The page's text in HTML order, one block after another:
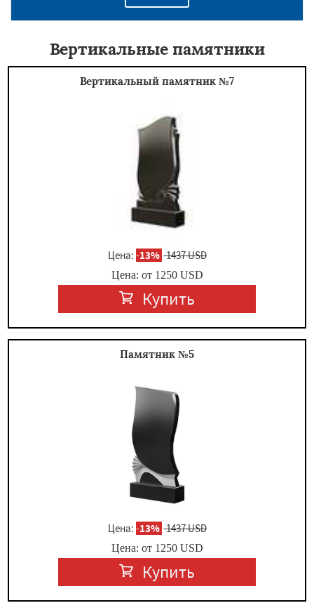
Вертикальные памятники
Вертикальный памятник №7
Цена: -13% 1437 USD
Цена: от 1250USD
Купить
Памятник №5
Цена: -13% 1437 USD
Цена: от 1250USD
Купить